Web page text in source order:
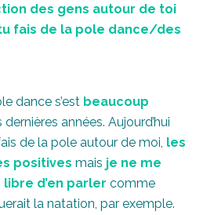
des gens autour de toi
fais de la pole dance/des
dance s’est beaucoup
dernières années. Aujourd’hui
de la pole autour de moi, les
positives mais je ne me
d’en parler comme
la natation, par exemple.